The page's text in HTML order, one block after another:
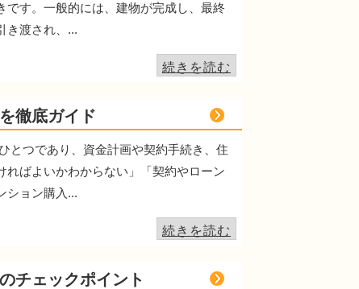
す。一般的には、建物が完成し、最終
き渡され、...
続きを読む
徹底ガイド
とつであり、資金計画や契約手続き、住
ばよいかわからない」「契約やローン
ション購入...
続きを読む
チェックポイント